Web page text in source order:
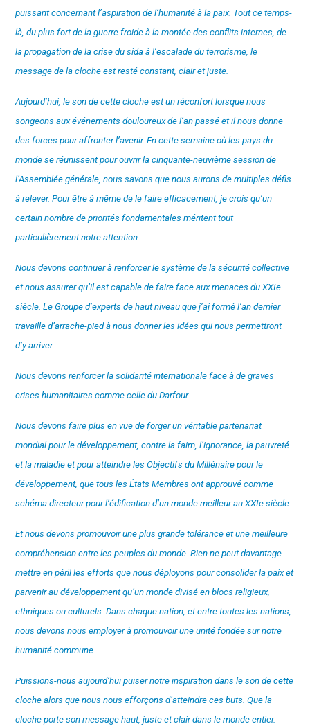
puissant concernant l’aspiration de l’humanité à la paix. Tout ce temps-
là, du plus fort de la guerre froide à la montée des conflits internes, de
la propagation de la crise du sida à l’escalade du terrorisme, le
message de la cloche est resté constant, clair et juste.
Aujourd’hui, le son de cette cloche est un réconfort lorsque nous
songeons aux événements douloureux de l’an passé et il nous donne
des forces pour affronter l’avenir. En cette semaine où les pays du
monde se réunissent pour ouvrir la cinquante-neuvième session de
l’Assemblée générale, nous savons que nous aurons de multiples défis
à relever. Pour être à même de le faire efficacement, je crois qu’un
certain nombre de priorités fondamentales méritent tout
particulièrement notre attention.
Nous devons continuer à renforcer le système de la sécurité collective
et nous assurer qu’il est capable de faire face aux menaces du XXIe
siècle. Le Groupe d’experts de haut niveau que j’ai formé l’an dernier
travaille d’arrache-pied à nous donner les idées qui nous permettront
d’y arriver.
Nous devons renforcer la solidarité internationale face à de graves
crises humanitaires comme celle du Darfour.
Nous devons faire plus en vue de forger un véritable partenariat
mondial pour le développement, contre la faim, l’ignorance, la pauvreté
et la maladie et pour atteindre les Objectifs du Millénaire pour le
développement, que tous les États Membres ont approuvé comme
schéma directeur pour l’édification d’un monde meilleur au XXIe siècle.
Et nous devons promouvoir une plus grande tolérance et une meilleure
compréhension entre les peuples du monde. Rien ne peut davantage
mettre en péril les efforts que nous déployons pour consolider la paix et
parvenir au développement qu’un monde divisé en blocs religieux,
ethniques ou culturels. Dans chaque nation, et entre toutes les nations,
nous devons nous employer à promouvoir une unité fondée sur notre
humanité commune.
Puissions-nous aujourd’hui puiser notre inspiration dans le son de cette
cloche alors que nous nous efforçons d’atteindre ces buts. Que la
cloche porte son message haut, juste et clair dans le monde entier.